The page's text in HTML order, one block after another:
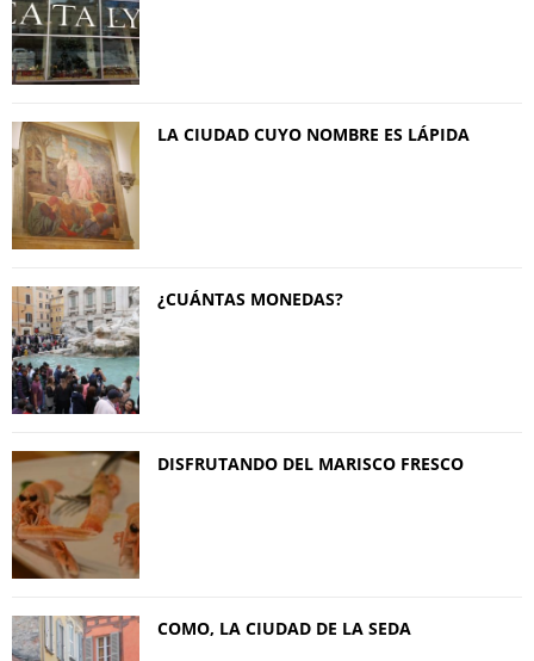
LA CIUDAD CUYO NOMBRE ES LÁPIDA
¿CUÁNTAS MONEDAS?
DISFRUTANDO DEL MARISCO FRESCO
COMO, LA CIUDAD DE LA SEDA